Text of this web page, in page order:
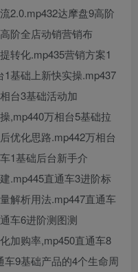
2.0.mp432达摩盘9高阶
阶全店动销营销布
转化.mp435营销方案1
基础上新快实操.mp437
台3基础活动加
,mp440万相台5基础拉
优化思路.mp442万相台
1基础后台新手介
.mp445直通车3进阶标
解析用法.mp447直通车
车6进阶测图测
加购率,mp450直通车8
9基础产品的4个生命周